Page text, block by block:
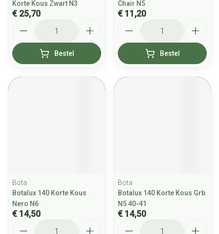
Korte Kous Zwart N3
€ 25,70
Bestel
Chair N5
€ 11,20
Bestel
Bota
Botalux 140 Korte Kous
Nero N6
€ 14,50
Bota
Botalux 140 Korte Kous Grb
N5 40-41
€ 14,50